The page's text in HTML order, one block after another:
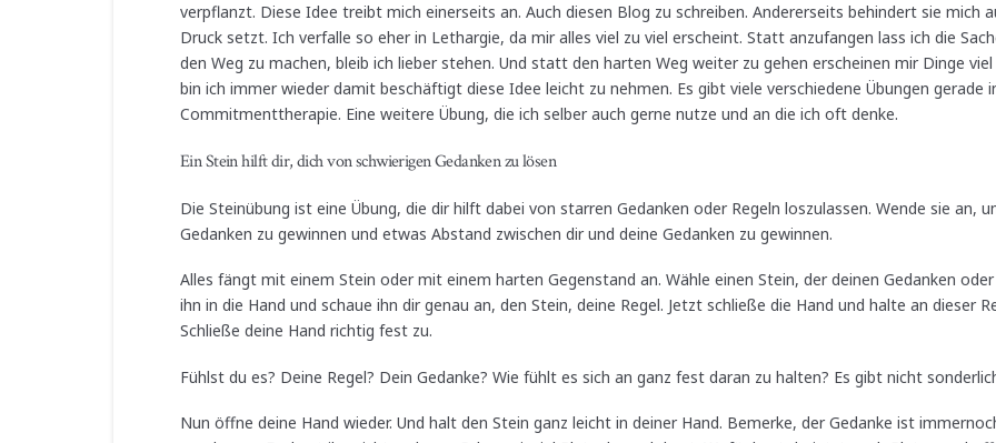
verpflanzt. Diese Idee treibt mich einerseits an. Auch diesen Blog zu schreiben. Andererseits behindert sie mich
Druck setzt. Ich verfalle so eher in Lethargie, da mir alles viel zu viel erscheint. Statt anzufangen lass ich die
den Weg zu machen, bleib ich lieber stehen. Und statt den harten Weg weiter zu gehen erscheinen mir Dinge
bin ich immer wieder damit beschäftigt diese Idee leicht zu nehmen. Es gibt viele verschiedene Übungen gerade
Commitmenttherapie. Eine weitere Übung, die ich selber auch gerne nutze und an die ich oft denke.
Ein Stein hilft dir, dich von schwierigen Gedanken zu lösen
Die Steinübung ist eine Übung, die dir hilft dabei von starren Gedanken oder Regeln loszulassen. Wende sie an,
Gedanken zu gewinnen und etwas Abstand zwischen dir und deine Gedanken zu gewinnen.
Alles fängt mit einem Stein oder mit einem harten Gegenstand an. Wähle einen Stein, der deinen Gedanken
ihn in die Hand und schaue ihn dir genau an, den Stein, deine Regel. Jetzt schließe die Hand und halte an dieser
Schließe deine Hand richtig fest zu.
Fühlst du es? Deine Regel? Dein Gedanke? Wie fühlt es sich an ganz fest daran zu halten? Es gibt nicht
Nun öffne deine Hand wieder. Und halt den Stein ganz leicht in deiner Hand. Bemerke, der Gedanke ist